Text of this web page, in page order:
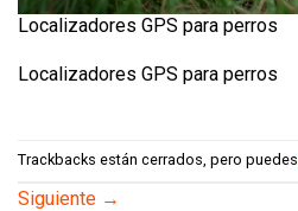
Localizadores GPS para perros
Localizadores GPS para perros
Trackbacks están cerrados, pero puedes
Siguiente →